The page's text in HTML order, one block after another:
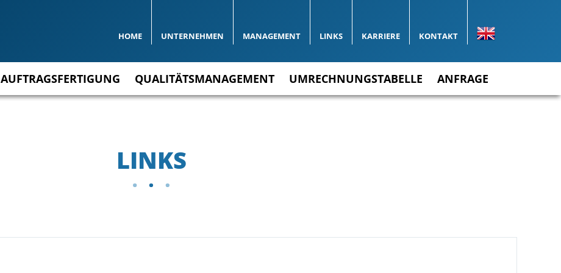
HOME UNTERNEHMEN MANAGEMENT LINKS KARRIERE KONTAKT
AUFTRAGSFERTIGUNG QUALITÄTSMANAGEMENT UMRECHNUNGSTABELLE ANFRAGE
LINKS